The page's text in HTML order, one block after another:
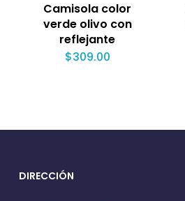
Camisola color
verde olivo con
reflejante
$309.00
DIRECCIÓN